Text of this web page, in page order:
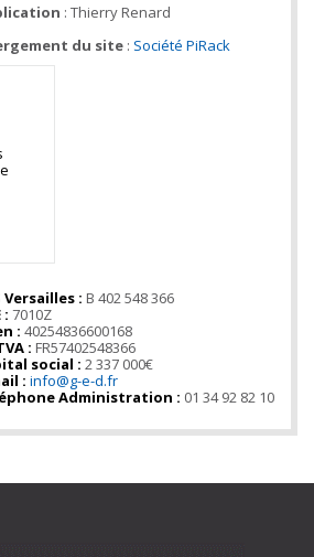
: Thierry Renard
du site : Société PiRack
Versailles : B 402 548 366
: 7010Z
: 40254836600168
: FR57402548366
social : 2 337 000€
: info@g-e-d.fr
Administration : 01 34 92 82 10